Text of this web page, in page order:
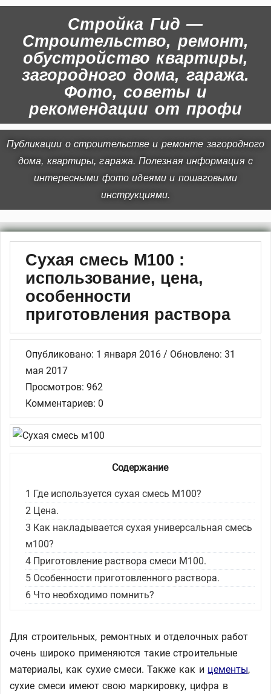
Стройка Гид —
Строительство, ремонт,
обустройство квартиры,
загородного дома, гаража.
Фото, советы и
рекомендации от профи
Публикации о строительстве и ремонте загородного
дома, квартиры, гаража. Полезная информация с
интересными фото идеями и пошаговыми
инструкциями.
Сухая смесь М100 :
использование, цена,
особенности
приготовления раствора
Опубликовано: 1 января 2016 / Обновлено: 31
мая 2017
Просмотров: 962
Комментариев: 0
Содержание
1 Где используется сухая смесь М100?
2 Цена.
3 Как накладывается сухая универсальная смесь
м100?
4 Приготовление раствора смеси М100.
5 Особенности приготовленного раствора.
6 Что необходимо помнить?
Для строительных, ремонтных и отделочных работ
очень широко применяются такие строительные
материалы, как сухие смеси. Также как и цементы,
сухие смеси имеют свою маркировку, цифра в